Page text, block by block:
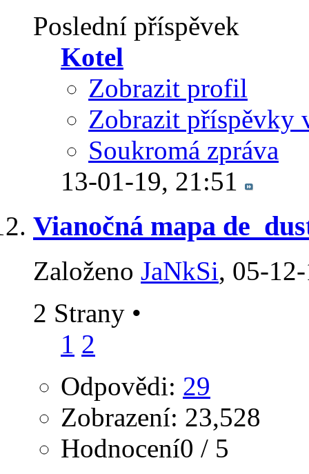
Poslední příspěvek
Kotel
Zobrazit profil
Zobrazit příspěvky
Soukromá zpráva
13-01-19, 21:51
Vianočná mapa
Založeno JaNkSi‎, 05-
2 Strany •
1 2
Odpovědi: 29
Zobrazení: 23,528
Hodnocení0 / 5